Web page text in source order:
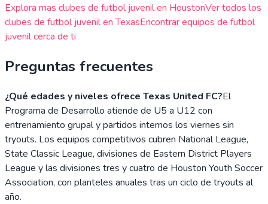
Explora mas clubes de futbol juvenil en HoustonVer todos los
clubes de futbol juvenil enTexasEncontrar equipos de futbol
juvenil cerca de ti
Preguntas frecuentes
¿Qué edades y niveles ofrece Texas United FC?El
Programa de Desarrollo atiende de U5 a U12 con
entrenamiento grupal y partidos internos los viernes sin
tryouts. Los equipos competitivos cubren National League,
State Classic League, divisiones de Eastern District Players
League y las divisiones tres y cuatro de Houston Youth Soccer
Association, con planteles anuales tras un ciclo de tryouts al
año.